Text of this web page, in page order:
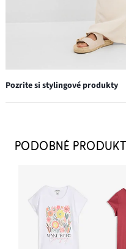
Pozrite si stylingové produkty
Nohavice s
PRIDAŤ
PODOBNÉ